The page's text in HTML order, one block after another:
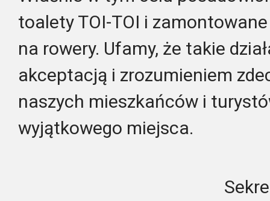
toalety TOI-TOI i
na rowery. Ufamy, że takie
akceptacją i zrozumieniem
naszych mieszkańców i
wyjątkowego miejsca.